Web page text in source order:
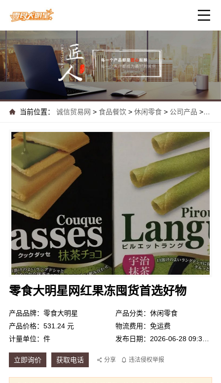
当前位置： 诚信贸易网> 食品餐饮 > 休闲零食> 公司产品 >
零食大明星网红果冻囤货首选好物
产品品牌：零食大明星
产品分类：休闲零食
产品价格：531.24 元
物流费用：免运费
计量单位：件
立即询价 获取电话 分享 违法侵权举报